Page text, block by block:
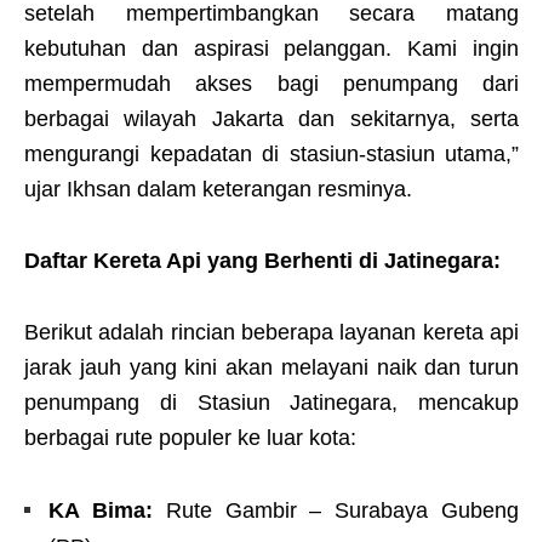
setelah mempertimbangkan secara matang
kebutuhan dan aspirasi pelanggan. Kami ingin
mempermudah akses bagi penumpang dari
berbagai wilayah Jakarta dan sekitarnya, serta
mengurangi kepadatan di stasiun-stasiun utama,”
ujar Ikhsan dalam keterangan resminya.
Daftar Kereta Api yang Berhenti di Jatinegara:
Berikut adalah rincian beberapa layanan kereta api
jarak jauh yang kini akan melayani naik dan turun
penumpang di Stasiun Jatinegara, mencakup
berbagai rute populer ke luar kota:
KA Bima: Rute Gambir – Surabaya Gubeng